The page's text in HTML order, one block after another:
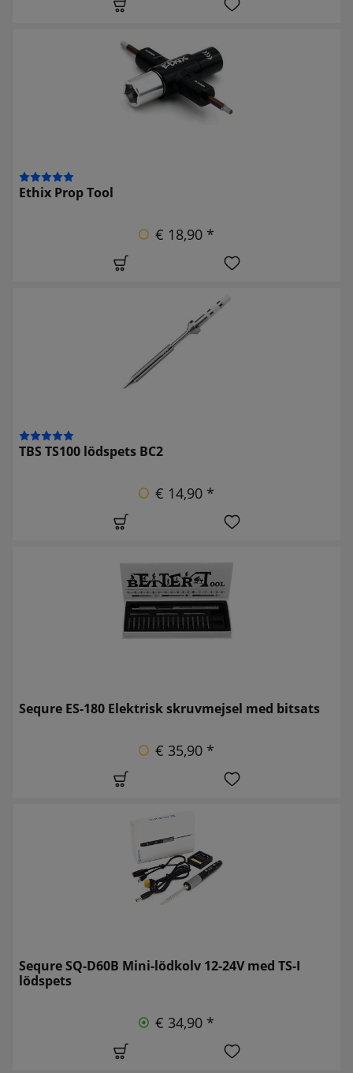
Ethix Prop Tool
€ 18,90 *
TBS TS100 lödspets BC2
€ 14,90 *
Sequre ES-180 Elektrisk skruvmejsel med bitsats
€ 35,90 *
Sequre SQ-D60B Mini-lödkolv 12-24V med TS-I
lödspets
€ 34,90 *